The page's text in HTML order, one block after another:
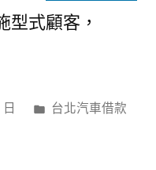
型式顧客，
分
台北汽車借款